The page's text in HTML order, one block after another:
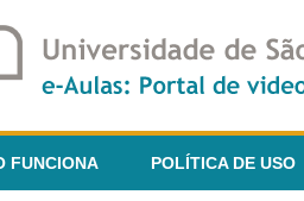
FUNCIONA POLÍTICA DE USO